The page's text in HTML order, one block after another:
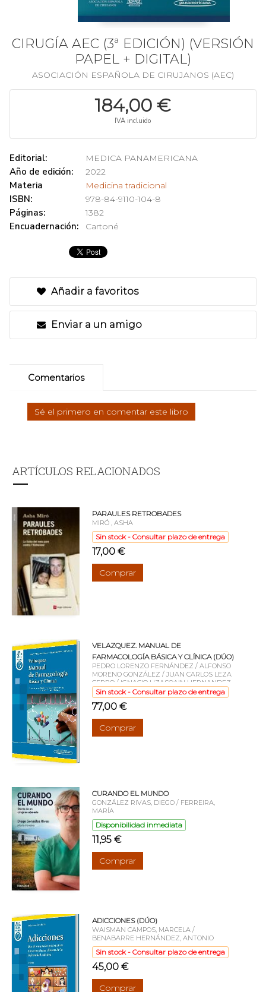
CIRUGÍA AEC (3ª EDICIÓN) (VERSIÓN
PAPEL + DIGITAL)
ASOCIACIÓN ESPAÑOLA DE CIRUJANOS (AEC)
184,00 €
IVA incluido
Editorial: MEDICA PANAMERICANA
Año de edición: 2022
Materia Medicina tradicional
ISBN: 978-84-9110-104-8
Páginas: 1382
Encuadernación: Cartoné
Añadir a favoritos
Enviar a un amigo
Comentarios
Sé el primero en comentar este libro
ARTÍCULOS RELACIONADOS
PARAULES RETROBADES
MIRÓ , ASHA
Sin stock - Consultar plazo de entrega
17,00 €
Comprar
VELAZQUEZ. MANUAL DE
FARMACOLOGÍA BÁSICA Y CLÍNICA (DÚO)
PEDRO LORENZO FERNÁNDEZ / ALFONSO
MORENO GONZÁLEZ / JUAN CARLOS LEZA
CERRO / IGNACIO LIZASOAIN HERNANDEZ
Sin stock - Consultar plazo de entrega
77,00 €
Comprar
CURANDO EL MUNDO
GONZÁLEZ RIVAS, DIEGO / FERREIRA,
MARÍA
Disponibilidad inmediata
11,95 €
Comprar
ADICCIONES (DÚO)
WAISMAN CAMPOS, MARCELA /
BENABARRE HERNÁNDEZ, ANTONIO
Sin stock - Consultar plazo de entrega
45,00 €
Comprar